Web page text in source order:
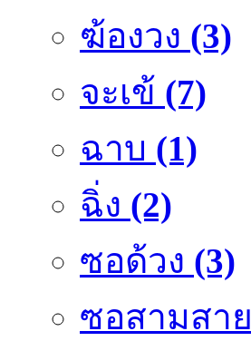
ฆ้องวง (3)
จะเข้ (7)
ฉาบ (1)
ฉิ่ง (2)
ซอด้วง (3)
ซอสามสาย